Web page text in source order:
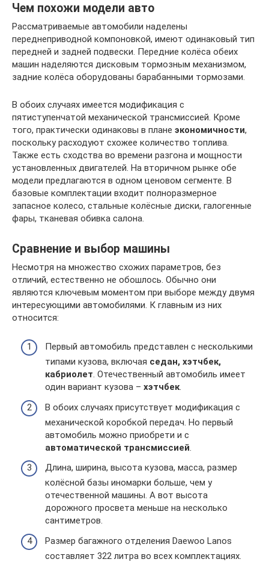
Чем похожи модели авто
Рассматриваемые автомобили наделены
переднеприводной компоновкой, имеют одинаковый тип
передней и задней подвески. Передние колёса обеих
машин наделяются дисковым тормозным механизмом,
задние колёса оборудованы барабанными тормозами.
В обоих случаях имеется модификация с
пятиступенчатой механической трансмиссией. Кроме
того, практически одинаковы в плане экономичности,
поскольку расходуют схожее количество топлива.
Также есть сходства во времени разгона и мощности
установленных двигателей. На вторичном рынке обе
модели предлагаются в одном ценовом сегменте. В
базовые комплектации входит полноразмерное
запасное колесо, стальные колёсные диски, галогенные
фары, тканевая обивка салона.
Сравнение и выбор машины
Несмотря на множество схожих параметров, без
отличий, естественно не обошлось. Обычно они
являются ключевым моментом при выборе между двумя
интересующими автомобилями. К главным из них
относится:
Первый автомобиль представлен с несколькими
типами кузова, включая седан, хэтчбек,
кабриолет. Отечественный автомобиль имеет
один вариант кузова – хэтчбек.
В обоих случаях присутствует модификация с
механической коробкой передач. Но первый
автомобиль можно приобрети и с
автоматической трансмиссией.
Длина, ширина, высота кузова, масса, размер
колёсной базы иномарки больше, чем у
отечественной машины. А вот высота
дорожного просвета меньше на несколько
сантиметров.
Размер багажного отделения Daewoo Lanos
составляет 322 литра во всех комплектациях.